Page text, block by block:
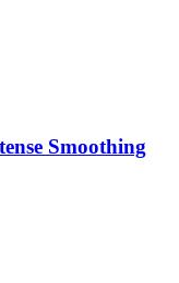
Smoothing